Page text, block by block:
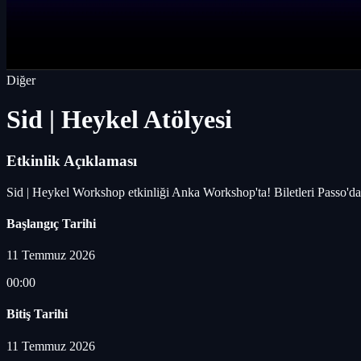
Diğer
Sid | Heykel Atölyesi
Etkinlik Açıklaması
Sid | Heykel Workshop etkinliği Anka Workshop'ta! Biletleri
Başlangıç Tarihi
11 Temmuz 2026
00:00
Bitiş Tarihi
11 Temmuz 2026